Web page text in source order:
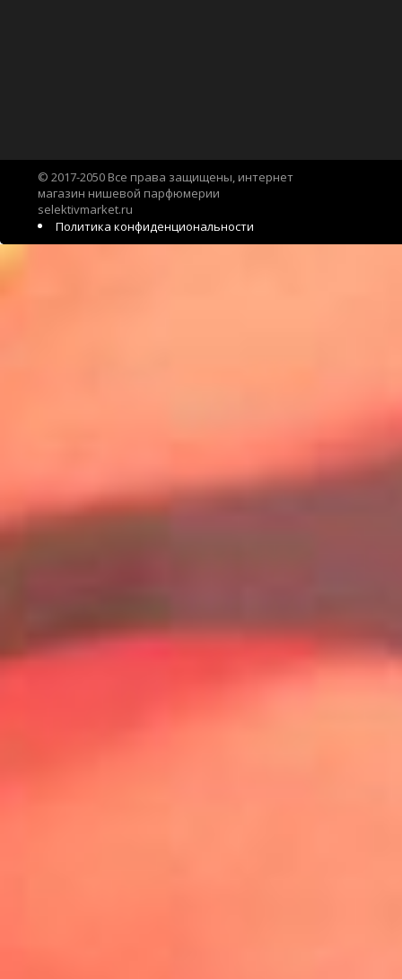
© 2017-2050 Все права защищены, интернет
магазин нишевой парфюмерии
selektivmarket.ru
Политика конфиденциональности